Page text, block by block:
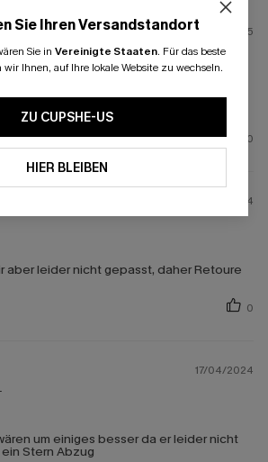
11/04/2025
toll aus
0
17/03/2024
aber leider nicht gepasst, daher Retoure
0
17/04/2024
um einiges besser da er leider nicht
Stern Abzug
Sie Ihren Versandstandort
Sie in Vereinigte Staaten. Für das beste
Ihnen, auf Ihre lokale Website zu wechseln.
ZU CUPSHE-US
HIER BLEIBEN